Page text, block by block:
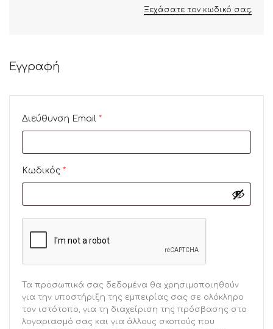
Ξεχάσατε τον κωδικό σας;
Εγγραφή
Διεύθυνση Email *
Κωδικός *
Τα προσωπικά σας δεδομένα θα χρησιμοποιηθούν
για την υποστήριξη της εμπειρίας σας σε ολόκληρο
τον ιστότοπο, για τη διαχείριση της πρόσβασης στο
λογαριασμό σας και για άλλους σκοπούς που